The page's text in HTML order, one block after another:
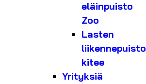
eläinpuisto
Zoo
Lasten
liikennepuisto
kitee
Yrityksiä